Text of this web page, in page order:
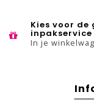
Kies voor de
inpakservice
In je